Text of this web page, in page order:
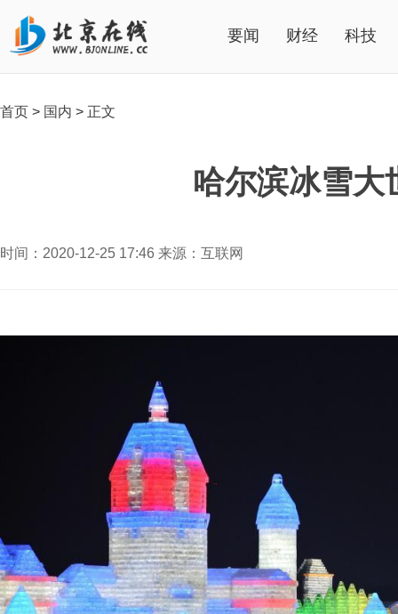
要闻 财经 科技
首页 > 国内 > 正文
哈尔滨冰雪大
时间：2020-12-25 17:46 来源：互联网